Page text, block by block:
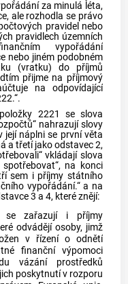
za minulá léta,
ale rozhodla se právo
pravidel nebo
pravidlech územních
vypořádání
nebo jiném podobném
(vratku) do příjmů
přijme na příjmový
na odpovídající
2221 se slova
nahrazují slovy
její náplni se první věta
a třetí jako odstavec 2,
vkládají slova
na konci
sem i příjmy státního
vypořádání.“ a na
3 a 4, které znějí:
se zařazují i příjmy
odvádějí osoby, jimž
v řízení o odnětí
finanční výpomoci
vázání prostředků
poskytnutí v rozporu